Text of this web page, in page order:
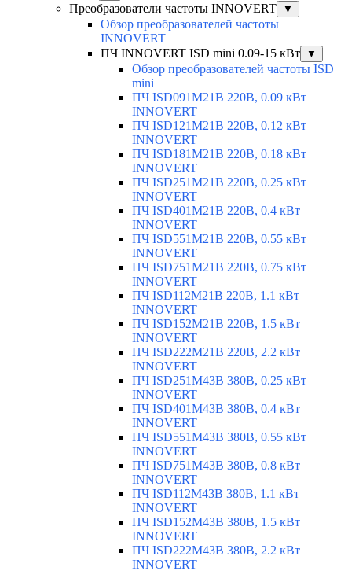
Преобразователи частоты INNOVERT ▼
Обзор преобразователей частоты
INNOVERT
ПЧ INNOVERT ISD mini 0.09-15 кВт
▼
Обзор преобразователей частоты ISD
mini
ПЧ ISD091M21B 220В, 0.09 кВт
INNOVERT
ПЧ ISD121M21B 220В, 0.12 кВт
INNOVERT
ПЧ ISD181M21B 220В, 0.18 кВт
INNOVERT
ПЧ ISD251M21B 220В, 0.25 кВт
INNOVERT
ПЧ ISD401M21B 220В, 0.4 кВт
INNOVERT
ПЧ ISD551M21B 220В, 0.55 кВт
INNOVERT
ПЧ ISD751M21B 220В, 0.75 кВт
INNOVERT
ПЧ ISD112M21B 220В, 1.1 кВт
INNOVERT
ПЧ ISD152M21B 220В, 1.5 кВт
INNOVERT
ПЧ ISD222M21B 220В, 2.2 кВт
INNOVERT
ПЧ ISD251M43B 380В, 0.25 кВт
INNOVERT
ПЧ ISD401M43B 380В, 0.4 кВт
INNOVERT
ПЧ ISD551M43B 380В, 0.55 кВт
INNOVERT
ПЧ ISD751M43B 380В, 0.8 кВт
INNOVERT
ПЧ ISD112M43B 380В, 1.1 кВт
INNOVERT
ПЧ ISD152M43B 380В, 1.5 кВт
INNOVERT
ПЧ ISD222M43B 380В, 2.2 кВт
INNOVERT